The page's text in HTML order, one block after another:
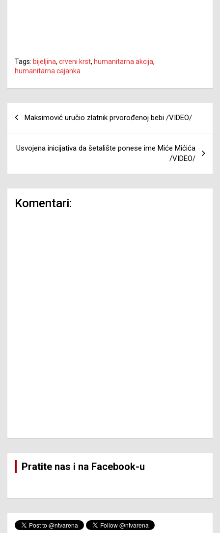
Tags: bijeljina, crveni krst, humanitarna akcija,
humanitarna cajanka
Maksimović uručio zlatnik prvorođenoj bebi /VIDEO/
Usvojena inicijativa da šetalište ponese ime Miće Mićića
/VIDEO/
Komentari:
Pratite nas i na Facebook-u